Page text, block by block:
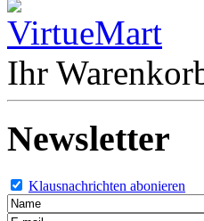
Ihr
Newsletter
Klausnachrichten abonieren